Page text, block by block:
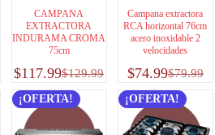
CAMPANA
EXTRACTORA
INDURAMA CROMA
75cm
$129.99
$117.99
Campana extractora
RCA horizontal 76cm
acero inoxidable 2
velocidades
$79.99
$74.99
¡OFERTA! ¡OFERTA!